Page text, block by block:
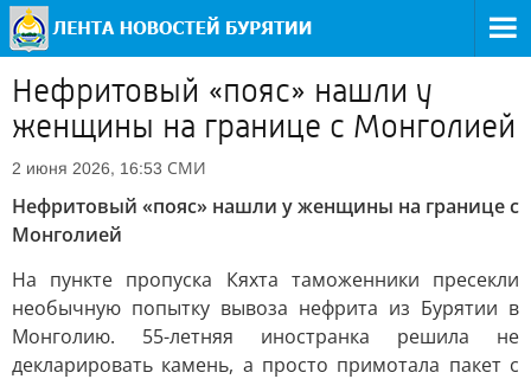
Нефритовый «пояс» нашли у
женщины на границе с Монголией
2 июня 2026, 16:53 СМИ
Нефритовый «пояс» нашли у женщины на границе с
Монголией
На пункте пропуска Кяхта таможенники пресекли
необычную попытку вывоза нефрита из Бурятии в
Монголию. 55-летняя иностранка решила не
декларировать камень, а просто примотала пакет с